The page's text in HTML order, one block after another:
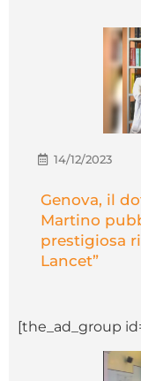
14/12/2023
Genova, il
Martino
prestigiosa
Lancet”
[the_ad_group